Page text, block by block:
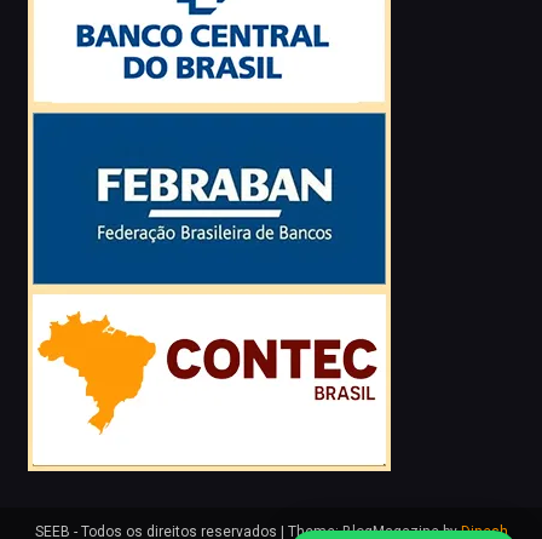
SEEB - Todos os direitos reservados Theme: BlogMagazine byDinesh